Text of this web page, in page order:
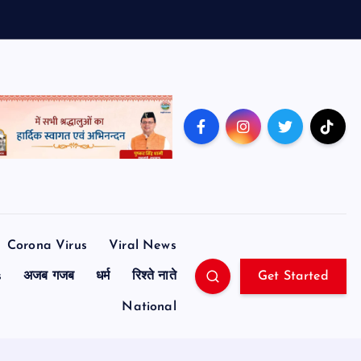
Corona Virus Viral News
अजब गजब धर्म रिश्ते नाते
National
Get Started